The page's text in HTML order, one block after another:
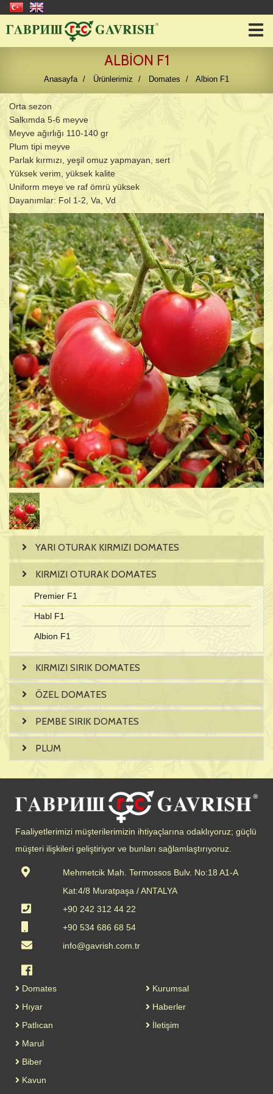
ALBION F1
Anasayfa Ürünlerimiz Domates Albion F1
Orta sezon
Salkımda 5-6 meyve
Meyve ağırlığı 110-140 gr
Plum tipi meyve
Parlak kırmızı, yeşil omuz yapmayan, sert
Yüksek verim, yüksek kalite
Uniform meye ve raf ömrü yüksek
Dayanımlar: Fol 1-2, Va, Vd
YARI OTURAK KIRMIZI DOMATES
KIRMIZI OTURAK DOMATES
Premier F1
Habl F1
Albion F1
KIRMIZI SIRIK DOMATES
ÖZEL DOMATES
PEMBE SIRIK DOMATES
PLUM
Faaliyetlerimizi müşterilerimizin ihtiyaçlarına odaklıyoruz; güçlü
müşteri ilişkileri geliştiriyor ve bunları sağlamlaştırıyoruz.
Mehmetcik Mah. Termossos Bulv. No:18 A1-A
Kat:4/8 Muratpaşa / ANTALYA
+90 242 312 44 22
+90 534 686 68 54
info@gavrish.com.tr
Domates
Hıyar
Patlıcan
Marul
Biber
Kavun
Kurumsal
Haberler
İletişim